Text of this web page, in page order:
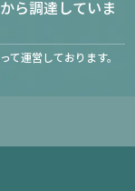
ら調達していま
運営しております。